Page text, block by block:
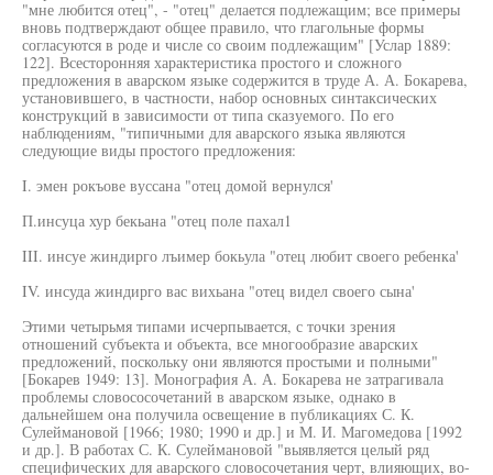
"мне любится отец", - "отец" делается подлежащим; все примеры
вновь подтверждают общее правило, что глагольные формы
согласуются в роде и числе со своим подлежащим" [Услар 1889:
122]. Всесторонняя характеристика простого и сложного
предложения в аварском языке содержится в труде А. А. Бокарева,
установившего, в частности, набор основных синтаксических
конструкций в зависимости от типа сказуемого. По его
наблюдениям, "типичными для аварского языка являются
следующие виды простого предложения:
I. эмен рокъове вуссана "отец домой вернулся'
П.инсуца хур бекьана "отец поле пахал1
III. инсуе жиндирго лъимер бокьула "отец любит своего ребенка'
IV. инсуда жиндирго вас вихьана "отец видел своего сына'
Этими четырьмя типами исчерпывается, с точки зрения
отношений субъекта и объекта, все многообразие аварских
предложений, поскольку они являются простыми и полными"
[Бокарев 1949: 13]. Монография А. А. Бокарева не затрагивала
проблемы словососочетаний в аварском языке, однако в
дальнейшем она получила освещение в публикациях С. К.
Сулеймановой [1966; 1980; 1990 и др.] и М. И. Магомедова [1992
и др.]. В работах С. К. Сулеймановой "выявляется целый ряд
специфических для аварского словосочетания черт, влияющих, во-